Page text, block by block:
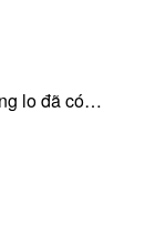
lo đã có…